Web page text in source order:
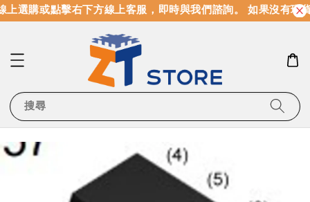
選購或點擊右下方線上客服，即時與我們諮詢。 如果沒有現
搜尋